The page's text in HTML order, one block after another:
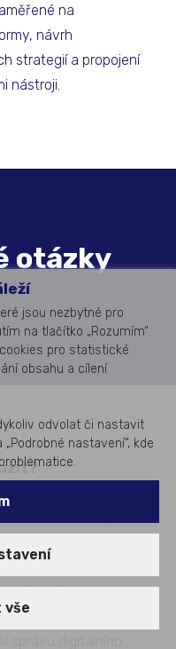
na
návrh
strategií a propojení
nástroji.
otázky
platforma
a
CDP, Sitecore
jsou nezbytné pro
na tlačítko „Rozumím“
pro statistické
obsahu a cílení
odvolat či nastavit
nastavení“, kde
vše